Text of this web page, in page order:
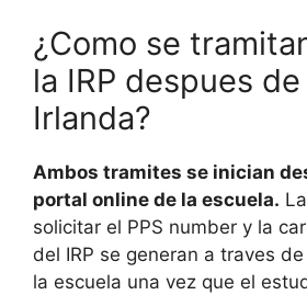
¿Como se
la IRP despues
Irlanda?
Ambos tramites se inician
portal online de la escuela.
solicitar el PPS number y la
del IRP se generan a traves
la escuela una vez que el